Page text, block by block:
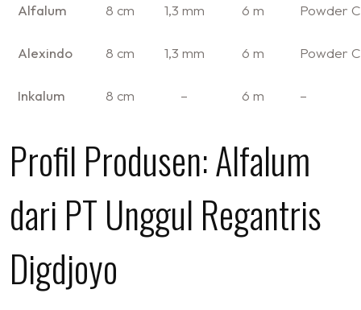
Alfalum 8 cm 1,3 mm 6 m Powder
Alexindo 8 cm 1,3 mm 6 m Powder
Inkalum 8 cm – 6 m –
Profil Produsen: Alfalum
dari PT Unggul Regantris
Digdjoyo